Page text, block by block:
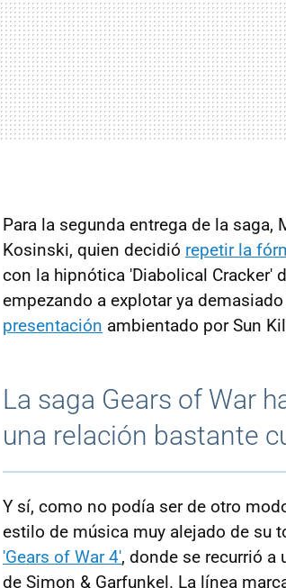
Para la segunda entrega de la
Kosinski, quien decidió repetir la
con la hipnótica 'Diabolical Cracker'
empezando a explotar ya
presentación ambientado por Sun
La saga Gears of War
una relación bastante
Y sí, como no podía ser de otro
estilo de música muy alejado de su
'Gears of War 4', donde se recurrió a
de Simon & Garfunkel. La línea